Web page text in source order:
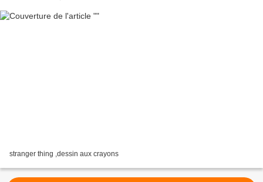
stranger thing ,dessin aux crayons